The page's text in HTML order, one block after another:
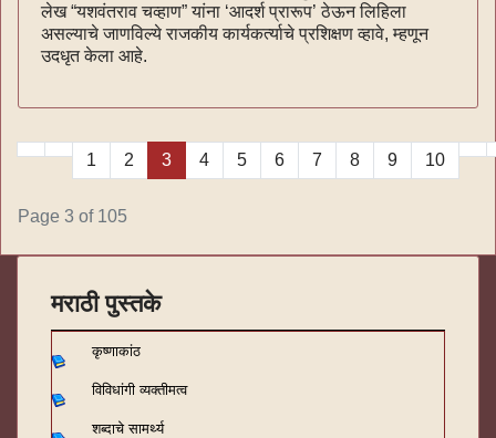
लेख “यशवंतराव चव्हाण” यांना ‘आदर्श प्रारूप’ ठेऊन लिहिला
असल्याचे जाणविल्ये राजकीय कार्यकर्त्याचे प्रशिक्षण व्हावे, म्हणून
उदधृत केला आहे.
1 2 3 4 5 6 7 8 9 10
Page 3 of 105
मराठी पुस्तके
कृष्णाकांठ
विविधांगी व्यक्तीमत्व
शब्दाचे सामर्थ्य